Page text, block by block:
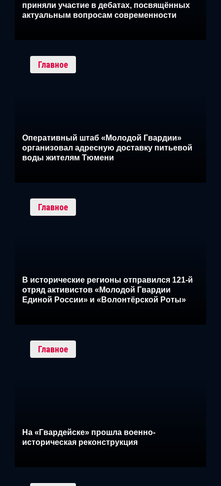
приняли участие в дебатах, посвящённых
актуальным вопросам современности
Главное
Оперативный штаб «Молодой Гвардии»
организовал адресную доставку питьевой
воды жителям Тюмени
Главное
В исторические регионы отправился 121-й
отряд активистов «Молодой Гвардии
Единой России» и «Волонтёрской Роты»
Главное
На «Гвардейске» прошла военно-
историческая реконструкция